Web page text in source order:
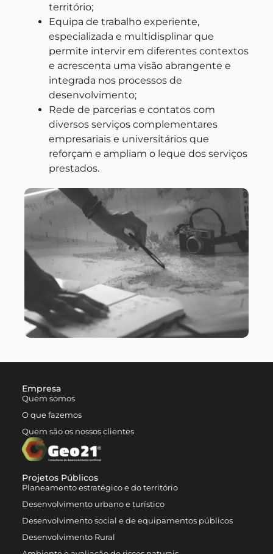
território;
Equipa de trabalho experiente,
especializada e multidisplinar que
permite intervir em diferentes contextos
e acrescenta uma visão abrangente e
integrada nos processos de
desenvolvimento;
Rede de parcerias e contatos com
diversos serviços complementares
empresariais e universitários que
reforçam e ampliam o leque dos serviços
prestados.
Empresa
Quem somos
O que fazemos
Quem são os nossos clientes
Projetos Públicos
Planeamento estratégico e do território
Desenvolvimento urbano e turístico
Desenvolvimento social e de equipamentos públicos
Desenvolvimento Rural